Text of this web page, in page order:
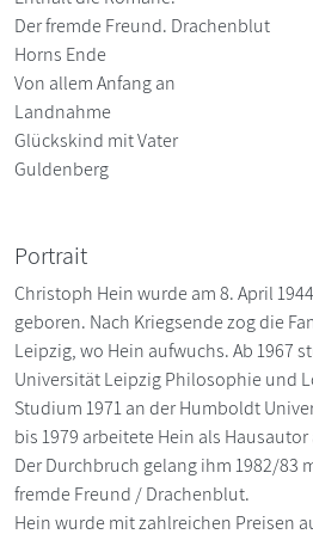
Der fremde Freund. Drachenblut
Horns Ende
Von allem Anfang an
Landnahme
Glückskind mit Vater
Guldenberg
Portrait
Christoph Hein wurde am 8. April
geboren. Nach Kriegsende zog die
Leipzig, wo Hein aufwuchs. Ab 1967
Universität Leipzig Philosophie und
Studium 1971 an der Humboldt
bis 1979 arbeitete Hein als
Der Durchbruch gelang ihm 1982/83
fremde Freund / Drachenblut.
Hein wurde mit zahlreichen Preisen